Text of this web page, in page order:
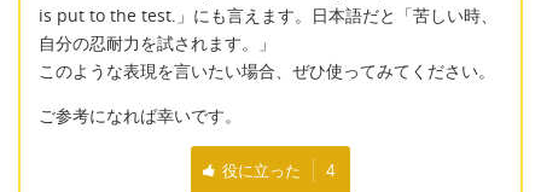
is put to the test.」にも言えます。日本語だと「苦しい時、
自分の忍耐力を試されます。」
このような表現を言いたい場合、ぜひ使ってみてください。
ご参考になれば幸いです。
役に立った 4